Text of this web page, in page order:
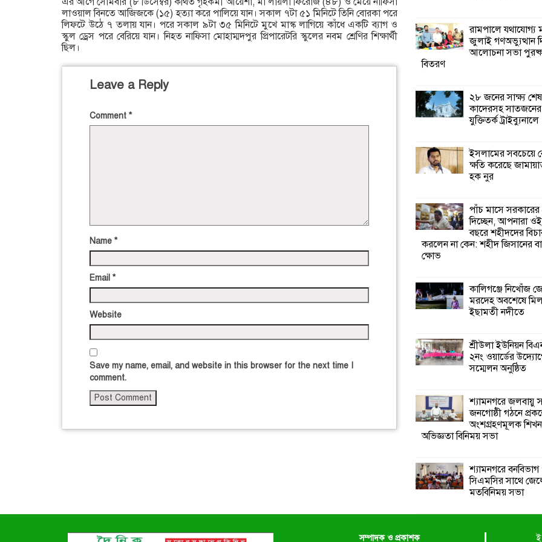
লাওয়াল বিনতে আজিজকে (১৫) হত্যা করে পালিয়ে যান। সকাল ৭টা ৫১ মিনিটে তিনি বোরকা পরে
লিফটে উঠে ৭ তলায় যান। পরে সকাল ৯টা ৩৫ মিনিটে মুখে মাস্ক লাগিয়ে কাঁধে একটি ব্যাগ ও
স্কুল ড্রেস পরে বেরিয়ে যান। নিহত নাফিসা মোহাম্মদপুর প্রিপারেটরি স্কুলের নবম শ্রেণির শিক্ষার্থী
ছিল।
Leave a Reply
Comment *
Name *
Email *
Website
Save my name, email, and website in this browser for the next time I
comment.
কালিগঞ্জে নিখোঁজ
মরদেহ অবশেষে
ইছামতী নদীতে
২নং ওয়ার্ডের উদ্যোগে
কর্মী সম্মেলন
সহনশীল জনগোষ্ঠী
প্রকল্পের
শিখন ও অভিজ্ঞতা বিনিময় সভা
শ্যামনগরে
সিএমসির সাথে
মতবিনিময় সভা
রামপালে যথাযোগ্য
জুলাই গণঅভ্যুত্থান
আলোচনা সভা
বিতরণ
২৮ জনের সাক্ষ্য
কাদেরসহ সাতজনের
যুক্তিতর্ক ট্রাইব্যুনালে
ইসলামের সবচেয়ে
ক্ষতি করেছে
হক নুর
পাঁচ মাসে
দিচ্ছেন, আপনারা
বছরে শহীদদের
করলেন না কেন: শহীদ জিসানের
ক্ষোভ
কালিগঞ্জে নিখোঁজ
মরদেহ অবশেষে
ইছামতী নদীতে
শ্রীউলা ইউনিয়ন
২নং ওয়ার্ডের
সম্মেলন অনুষ্ঠিত
শ্যামনগরে জলবায়ু
জনগোষ্ঠী গঠনে
অংশগ্রহণমূলক
অভিজ্ঞতা বিনিময় সভা
শ্যামনগরে
সিএমসির সাথে
মতবিনিময় সভা
সম্পাদক ও প্রকাশক